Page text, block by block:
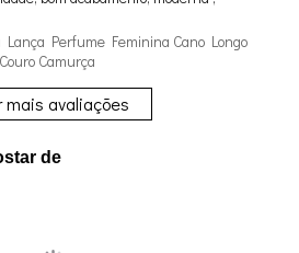
Perfume Feminina Cano Longo
Camurça
mais avaliações
de